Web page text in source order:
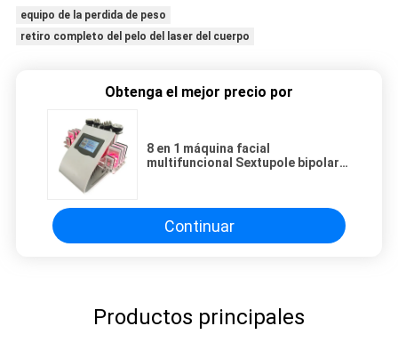
equipo de la perdida de peso
retiro completo del pelo del laser del cuerpo
Obtenga el mejor precio por
8 en 1 máquina facial
multifuncional Sextupole bipolar
Continuar
Productos principales